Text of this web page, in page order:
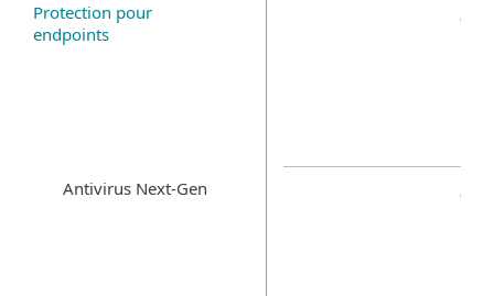
Protection pour
endpoints
Antivirus Next-Gen